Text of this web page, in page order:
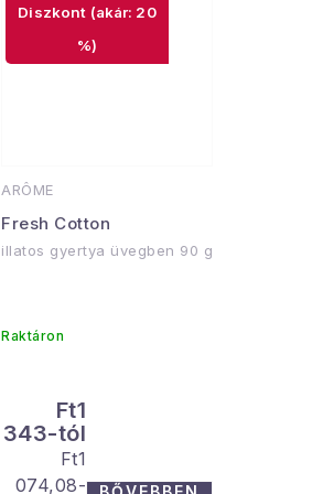
ARÔME
Fresh Cotton
(akár: 20
%)
illatos gyertya üvegben 90 g
Raktáron
Ft1
343-tól
Egységár:
Ft1
074,08-